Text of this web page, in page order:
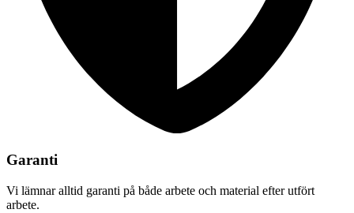
Garanti
Vi lämnar alltid garanti på både arbete och material efter utfört
arbete.